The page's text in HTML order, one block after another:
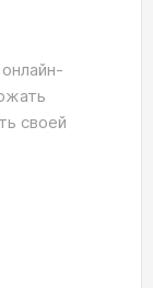
своей